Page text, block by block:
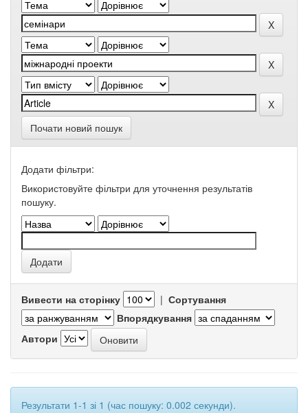
Почати новий пошук
Додати фільтри:
Використовуйте фільтри для уточнення результатів
пошуку.
Вивести на сторінку | Сортування
Впорядкування
Автори
Результати 1-1 зі 1 (час пошуку: 0.002 секунди).